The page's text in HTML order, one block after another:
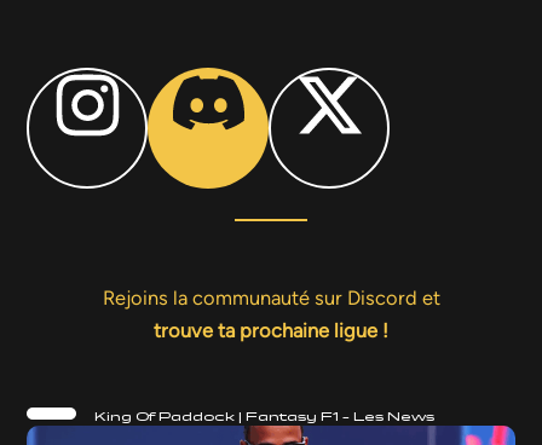
Rejoins la communauté sur Discord et
trouve ta prochaine ligue !
King Of Paddock | Fantasy F1 – Les News